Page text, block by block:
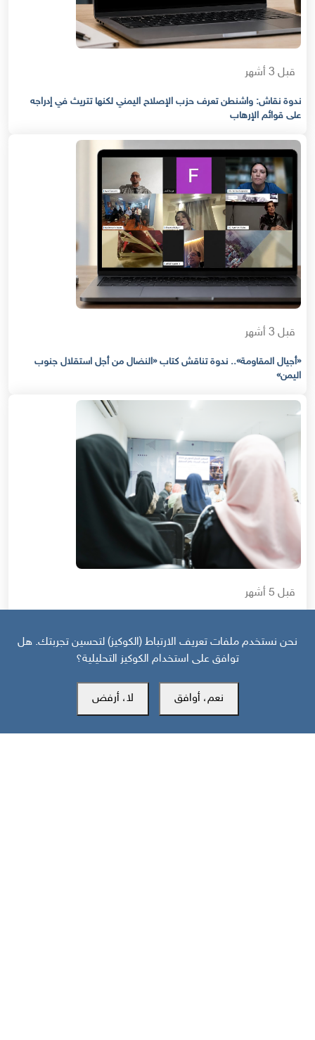
قبل 3 أشهر
ندوة نقاش: واشنطن تعرف حزب الإصلاح اليمني لكنها تتريث في إدراجه
على قوائم الإرهاب
قبل 3 أشهر
«أجيال المقاومة».. ندوة تناقش كتاب «النضال من أجل استقلال جنوب
اليمن»
قبل 5 أشهر
وآفاق المستقبل
نحن نستخدم ملفات تعريف الارتباط (الكوكيز) لتحسين تجربتك. هل
توافق على استخدام الكوكيز التحليلية؟
نعم، أوافق لا، أرفض